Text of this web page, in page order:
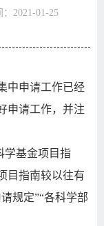
2021-01-25
中申请工作已经
申请工作，并注
学基金项目指
目指南较以往有
规定”“各科学部